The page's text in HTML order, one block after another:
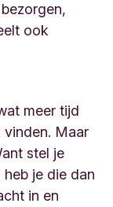
ook
meer tijd
vinden. Maar
stel je
heb je die dan
in en